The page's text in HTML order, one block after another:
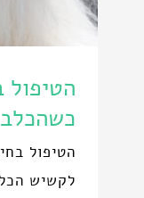
הטיפול
הטיפול
לקשיש